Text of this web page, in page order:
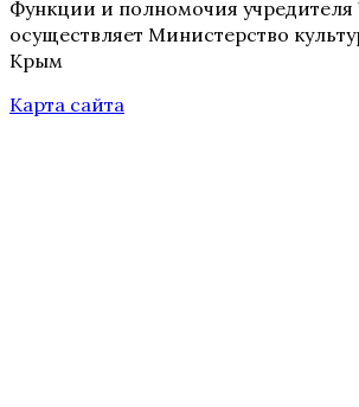
Функции и полномочия учредителя
осуществляет Министерство
Крым
Карта сайта